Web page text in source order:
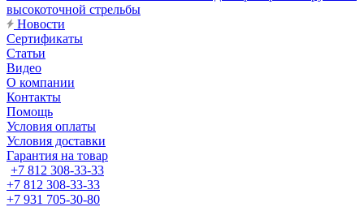
высокоточной стрельбы
Новости
Сертификаты
Статьи
Видео
О компании
Контакты
Помощь
Условия оплаты
Условия доставки
Гарантия на товар
+7 812 308-33-33
+7 812 308-33-33
+7 931 705-30-80